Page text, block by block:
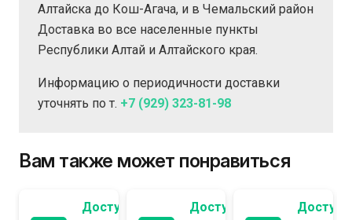
Алтайска до Кош-Агача, и в Чемальский район
Доставка во все населенные пункты
Республики Алтай и Алтайского края.
Информацию о периодичности доставки
уточнять по т. +7 (929) 323-81-98
Вам также может понравиться
Доступно
Доступно